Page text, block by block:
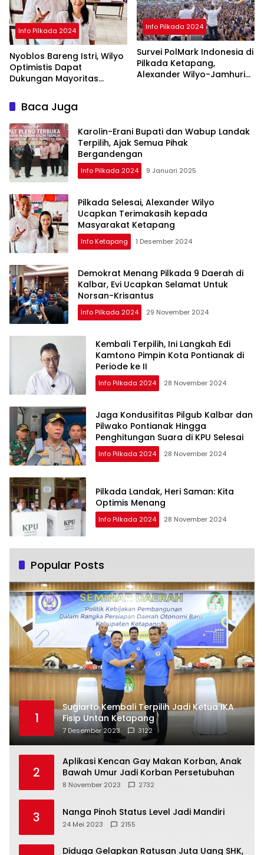
Info Pilkada 2024
Nyoblos Bareng Istri, Wilyo
Optimistis Dapat
Dukungan Mayoritas
Info Pilkada 2024
Survei PolMark Indonesia di
Pilkada Ketapang,
Alexander Wilyo-Jamhuri
Baca Juga
Karolin-Erani Bupati dan Wabup Landak
Terpilih, Ajak Semua Pihak
Bergandengan
Info Pilkada 2024 9 Januari 2025
Pilkada Selesai, Alexander Wilyo
Ucapkan Terimakasih kepada
Masyarakat Ketapang
Info Ketapang 1 Desember 2024
Demokrat Menang Pilkada 9 Daerah di
Kalbar, Evi Ucapkan Selamat Untuk
Norsan-Krisantus
Info Pilkada 2024 29 November 2024
Kembali Terpilih, Ini Langkah Edi
Kamtono Pimpin Kota Pontianak di
Periode ke II
Info Pilkada 2024 28 November 2024
Jaga Kondusifitas Pilgub Kalbar dan
Pilwako Pontianak Hingga
Penghitungan Suara di KPU Selesai
Info Pilkada 2024 28 November 2024
Pilkada Landak, Heri Saman: Kita
Optimis Menang
Info Pilkada 2024 28 November 2024
Popular Posts
1
Sugiarto Kembali Terpilih Jadi Ketua IKA
Fisip Untan Ketapang
7 Desember 2023 3122
2
Aplikasi Kencan Gay Makan Korban, Anak
Bawah Umur Jadi Korban Persetubuhan
8 November 2023 2732
3 Nanga Pinoh Status Level Jadi Mandiri
24 Mei 2023 2155
Diduga Gelapkan Ratusan Juta Uang SHK,